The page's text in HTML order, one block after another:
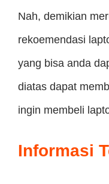
Nah, demikian
rekoemendasi
yang bisa anda
diatas dapat
ingin membeli
Informasi